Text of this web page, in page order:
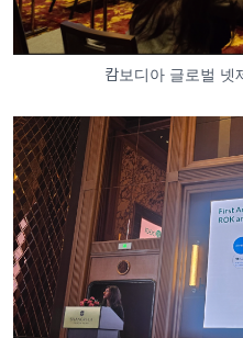
캄보디아 글로벌 넷